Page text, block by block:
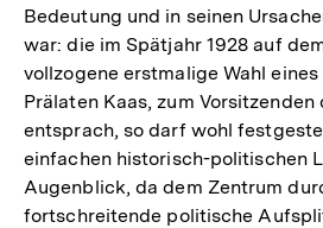
Bedeutung und in seinen
war: die im Spätjahr 1928 auf
vollzogene erstmalige Wahl
Prälaten Kaas, zum
entsprach, so darf wohl
einfachen historisch-politischen
Augenblick, da dem Zentrum
fortschreitende politische